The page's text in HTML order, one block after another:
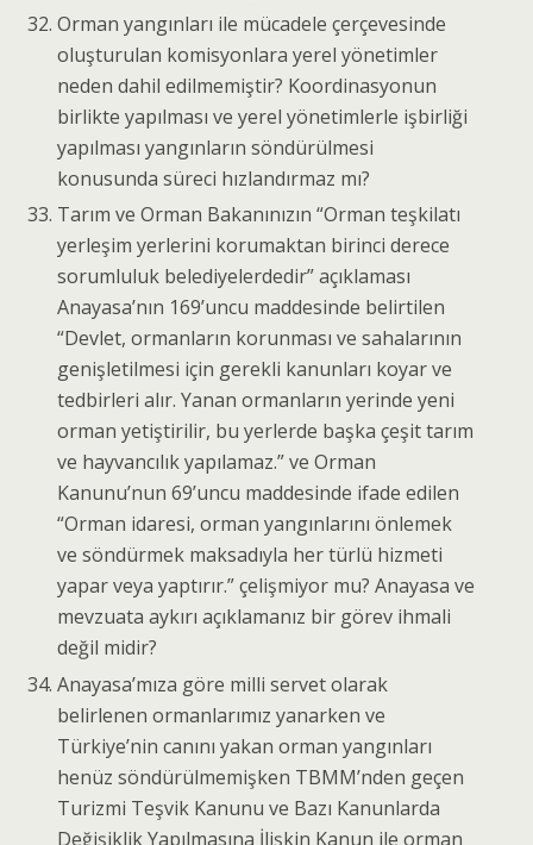
Orman yangınları ile mücadele çerçevesinde
oluşturulan komisyonlara yerel yönetimler
neden dahil edilmemiştir? Koordinasyonun
birlikte yapılması ve yerel yönetimlerle işbirliği
yapılması yangınların söndürülmesi
konusunda süreci hızlandırmaz mı?
Tarım ve Orman Bakanınızın “Orman teşkilatı
yerleşim yerlerini korumaktan birinci derece
sorumluluk belediyelerdedir” açıklaması
Anayasa’nın 169’uncu maddesinde belirtilen
“Devlet, ormanların korunması ve sahalarının
genişletilmesi için gerekli kanunları koyar ve
tedbirleri alır. Yanan ormanların yerinde yeni
orman yetiştirilir, bu yerlerde başka çeşit tarım
ve hayvancılık yapılamaz.” ve Orman
Kanunu’nun 69’uncu maddesinde ifade edilen
“Orman idaresi, orman yangınlarını önlemek
ve söndürmek maksadıyla her türlü hizmeti
yapar veya yaptırır.” çelişmiyor mu? Anayasa ve
mevzuata aykırı açıklamanız bir görev ihmali
değil midir?
Anayasa’mıza göre milli servet olarak
belirlenen ormanlarımız yanarken ve
Türkiye’nin canını yakan orman yangınları
henüz söndürülmemişken TBMM’nden geçen
Turizmi Teşvik Kanunu ve Bazı Kanunlarda
Değişiklik Yapılmasına İlişkin Kanun ile orman